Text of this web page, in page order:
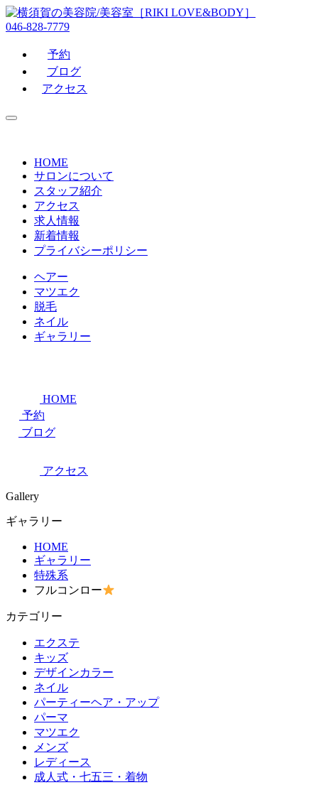
046-828-7779
予約
ブログ
アクセス
HOME
サロンについて
スタッフ紹介
アクセス
求人情報
新着情報
プライバシーポリシー
ヘアー
マツエク
脱毛
ネイル
ギャラリー
HOME
予約
ブログ
アクセス
Gallery
ギャラリー
HOME
ギャラリー
特殊系
フルコンロー
カテゴリー
エクステ
キッズ
デザインカラー
ネイル
パーティーヘア・アップ
パーマ
マツエク
メンズ
レディース
成人式・七五三・着物